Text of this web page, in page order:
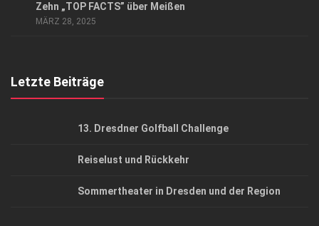
Zehn „TOP FACTS” über Meißen
MÄRZ 28, 2025
Letzte Beiträge
13. Dresdner Golfball Challenge
Reiselust und Rückkehr
Sommertheater in Dresden und der Region